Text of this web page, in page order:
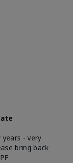
years - very
bring back